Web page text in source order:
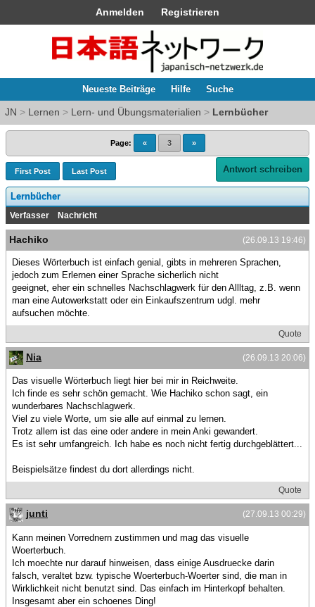
Anmelden Registrieren
Neueste Beiträge Hilfe Suche
JN > Lernen > Lern- und Übungsmaterialien > Lernbücher
Page: « 3 »
First Post Last Post Antwort schreiben
Lernbücher
Verfasser Nachricht
(26.09.13 19:46)
Hachiko
Dieses Wörterbuch ist einfach genial, gibts in mehreren Sprachen,
jedoch zum Erlernen einer Sprache sicherlich nicht
geeignet, eher ein schnelles Nachschlagwerk für den Allltag, z.B. wenn
man eine Autowerkstatt oder ein Einkaufszentrum udgl. mehr
aufsuchen möchte.
Quote
(26.09.13 20:06)
Nia
Das visuelle Wörterbuch liegt hier bei mir in Reichweite.
Ich finde es sehr schön gemacht. Wie Hachiko schon sagt, ein
wunderbares Nachschlagwerk.
Viel zu viele Worte, um sie alle auf einmal zu lernen.
Trotz allem ist das eine oder andere in mein Anki gewandert.
Es ist sehr umfangreich. Ich habe es noch nicht fertig durchgeblättert...
Beispielsätze findest du dort allerdings nicht.
Quote
(27.09.13 00:29)
junti
Kann meinen Vorrednern zustimmen und mag das visuelle
Woerterbuch.
Ich moechte nur darauf hinweisen, dass einige Ausdruecke darin
falsch, veraltet bzw. typische Woerterbuch-Woerter sind, die man in
Wirklichkeit nicht benutzt sind. Das einfach im Hinterkopf behalten.
Insgesamt aber ein schoenes Ding!